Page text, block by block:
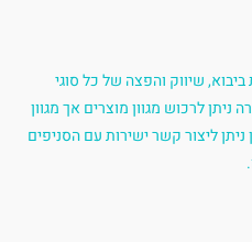
שיווק והפצה של כל סוגי
לרכוש מגוון מוצרים אך מגוון
ליצור קשר ישירות עם הסניפים